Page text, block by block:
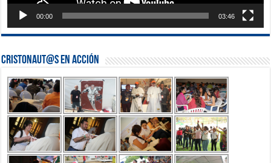
00:00 03:46
Cristonaut@s en Acción